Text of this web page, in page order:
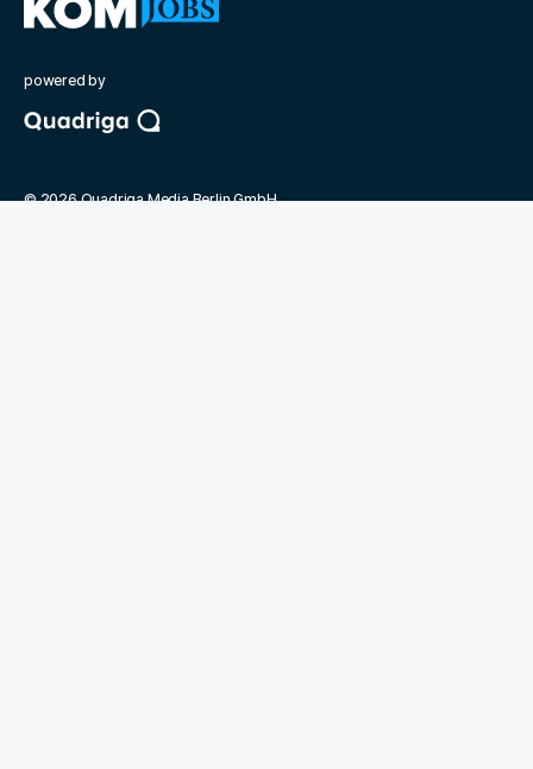
powered by
©2026Quadriga Media Berlin GmbH